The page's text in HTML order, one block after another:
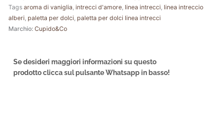
Tags aroma di vaniglia intrecci d'amore linea intrecci linea intreccio
alberi paletta per dolci paletta per dolci linea intrecci
Marchio: Cupido&Co
Se desideri maggiori informazioni su questo
prodotto clicca sul pulsante Whatsapp in basso!